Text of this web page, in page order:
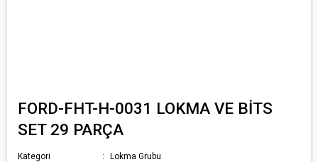
FORD-FHT-H-0031 LOKMA VE BİTS
SET 29 PARÇA
Kategori
Lokma Grubu